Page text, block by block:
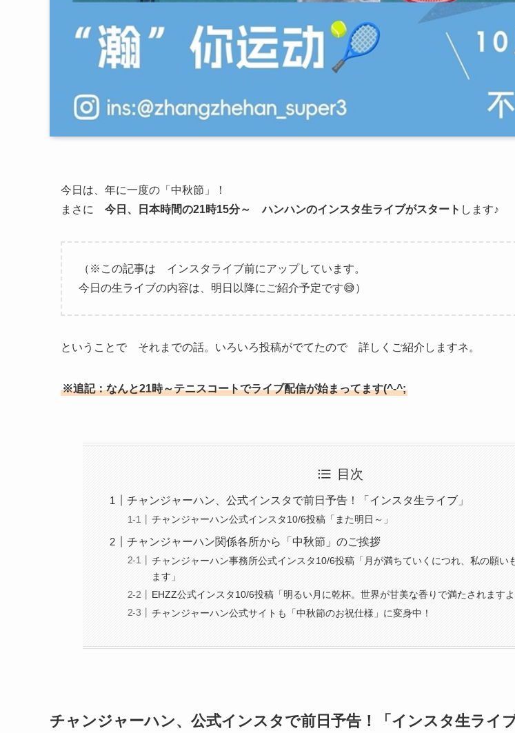
今日は、年に一度の「中秋節」！
まさに 今日、日本時間の21時15分～ ハンハンのインスタ生ライブがスタート します♪
（※この記事は インスタライブ前にアップしています。
今日の生ライブの内容は、明日以降にご紹介予定です😅）
ということで それまでの話。いろいろ投稿がでてたので 詳しくご紹介しますネ。
※追記：なんと21時～テニスコートでライブ配信が始まってます(^-^;
目次
チャンジャーハン、公式インスタで前日予告！「インスタ生ライブ」
チャンジャーハン公式インスタ10/6投稿「また明日～」
チャンジャーハン関係各所から「中秋節」のご挨拶
チャンジャーハン事務所公式インスタ10/6投稿「月が満ちていくにつれ、私の願い
ます」
EHZZ公式インスタ10/6投稿「明るい月に乾杯。世界が甘美な香りで満たされますよ
チャンジャーハン公式サイトも「中秋節のお祝仕様」に変身中！
チャンジャーハン、公式インスタで前日予告！「インスタ生ライブ